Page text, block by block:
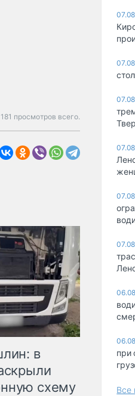
181 просмотров всего.
в
схему
07.08
07.08
07.08
07.08
07.08
07.08
06.08
06.08
при
Все